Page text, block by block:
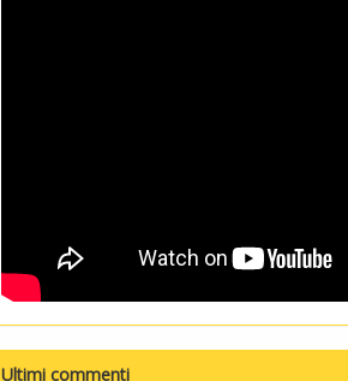
Ultimi commenti